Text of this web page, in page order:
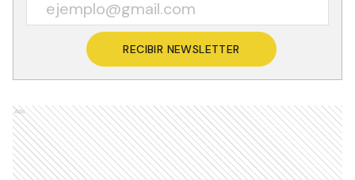
RECIBIR NEWSLETTER
Ads